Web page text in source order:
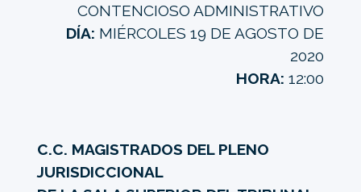
CONTENCIOSO ADMINISTRATIVO
DÍA: MIÉRCOLES 19 DE AGOSTO DE
2020
HORA: 12:00
C.C. MAGISTRADOS DEL PLENO
JURISDICCIONAL